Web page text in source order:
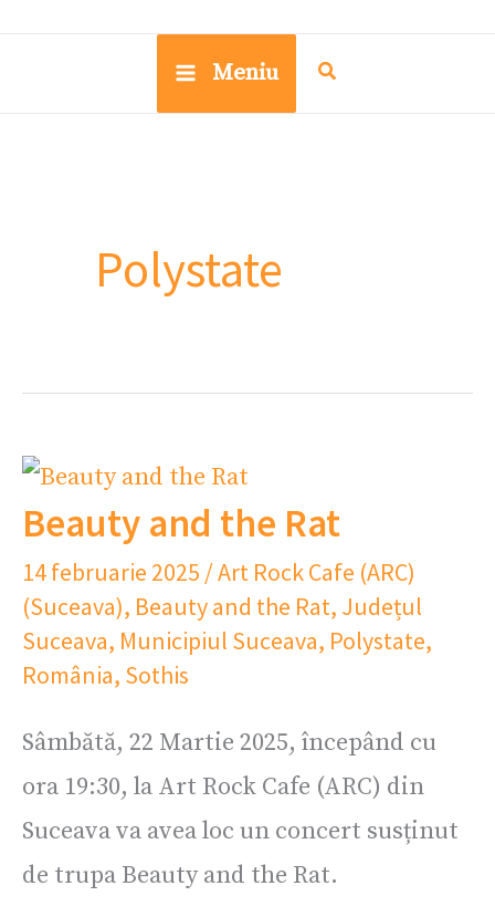
Meniu
Polystate
Beauty and the Rat
14 februarie 2025 /Art Rock Cafe (ARC)
(Suceava), Beauty and the Rat, Județul
Suceava, Municipiul Suceava, Polystate,
România, Sothis
Sâmbătă, 22 Martie 2025, începând cu
ora 19:30, la Art Rock Cafe (ARC) din
Suceava va avea loc un concert susținut
de trupa Beauty and the Rat.